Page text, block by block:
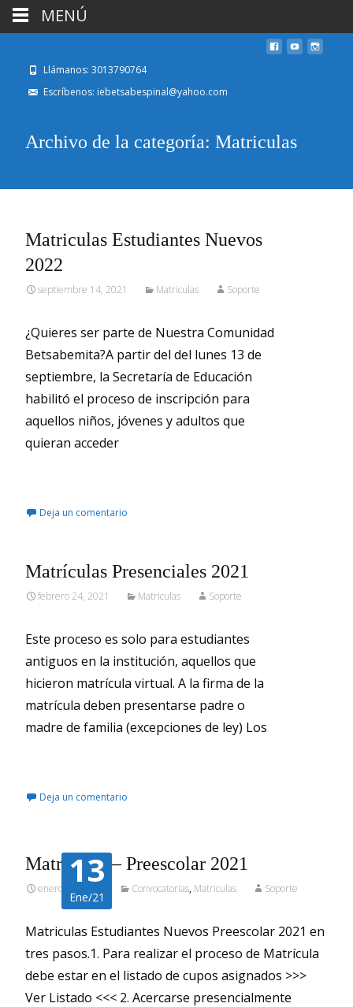
Llámanos: 3013790764
Escríbenos: iebetsabespinal@yahoo.com
Archivo de la categoría: Matriculas
Matriculas Estudiantes Nuevos
2022
septiembre 14, 2021 Matriculas Soporte
¿Quieres ser parte de Nuestra Comunidad
Betsabemita?A partir del del lunes 13 de
septiembre, la Secretaría de Educación
habilitó el proceso de inscripción para
aquellos niños, jóvenes y adultos que
quieran acceder
Deja un comentario
Matrículas Presenciales 2021
febrero 24, 2021 Matriculas Soporte
Este proceso es solo para estudiantes
antiguos en la institución, aquellos que
hicieron matrícula virtual. A la firma de la
matrícula deben presentarse padre o
madre de familia (excepciones de ley) Los
Deja un comentario
13
Ene/21
Matrículas – Preescolar 2021
enero 13, 2021 Convocatorias, Matriculas Soporte
Matriculas Estudiantes Nuevos Preescolar 2021 en
tres pasos.1. Para realizar el proceso de Matrícula
debe estar en el listado de cupos asignados >>>
Ver Listado <<< 2. Acercarse presencialmente
MENÚ